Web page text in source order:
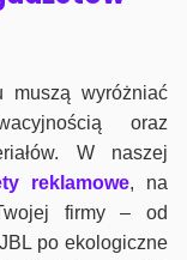
muszą wyróżniać
oraz
W naszej
reklamowe, na
firmy – od
po ekologiczne